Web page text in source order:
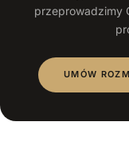
przeprowadzimy
UMÓW